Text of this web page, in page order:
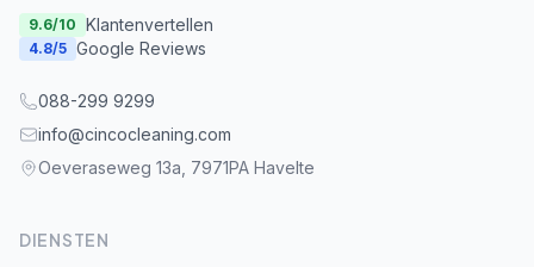
9.6/10 Klantenvertellen
4.8/5 Google Reviews
088-299 9299
info@cincocleaning.com
Oeveraseweg 13a, 7971PA Havelte
DIENSTEN